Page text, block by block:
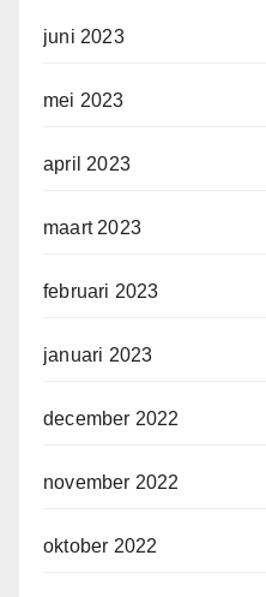
juni 2023
mei 2023
april 2023
maart 2023
februari 2023
januari 2023
december 2022
november 2022
oktober 2022